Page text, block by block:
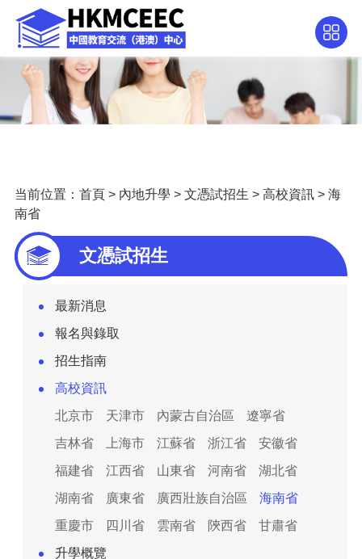
当前位置： 首頁> 內地升學 > 文憑試招生 > 高校資訊> 海
南省
文憑試招生
最新消息
報名與錄取
招生指南
高校資訊
北京市
天津市 內蒙古自治區
遼寧省
吉林省
上海市 江蘇省 浙江省
安徽省
福建省
江西省 山東省 河南省
湖北省
湖南省
廣東省 廣西壯族自治區
海南省
重慶市
四川省 雲南省 陝西省
甘肅省
升學概覽